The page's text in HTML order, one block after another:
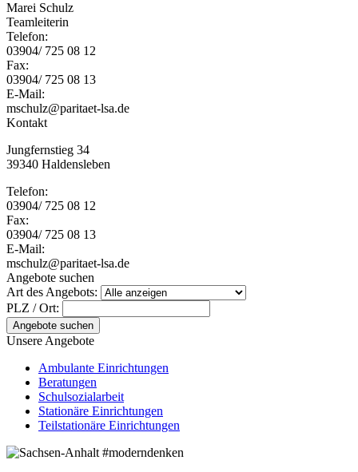
Marei Schulz
Teamleiterin
Telefon:
03904/ 725 08 12
Fax:
03904/ 725 08 13
E-Mail:
mschulz@paritaet-lsa.de
Kontakt
Jungfernstieg 34
39340 Haldensleben
Telefon:
03904/ 725 08 12
Fax:
03904/ 725 08 13
E-Mail:
mschulz@paritaet-lsa.de
Angebote suchen
Art des Angebots:
PLZ / Ort:
Angebote suchen
Unsere Angebote
Ambulante Einrichtungen
Beratungen
Schulsozialarbeit
Stationäre Einrichtungen
Teilstationäre Einrichtungen